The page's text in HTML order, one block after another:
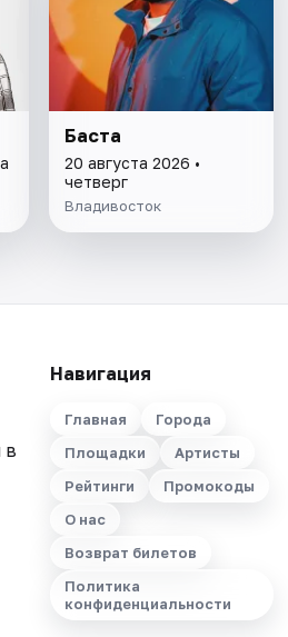
Баста
20 августа 2026 •
четверг
Владивосток
в
Навигация
Главная
Города
Площадки
Артисты
Рейтинги
Промокоды
О нас
Возврат билетов
Политика
конфиденциальности